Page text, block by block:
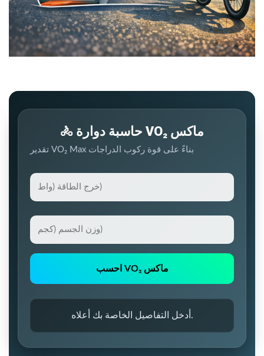
🚴 حاسبة دوارة VO₂ ماكس
تقدير VO₂ Max بناءً على قوة ركوب الدراجات
خ
ج
ا
ق
و
ن
ا
ل
ك
احسب VO₂ ماكس
أدخل التفاصيل الخاصة بك أعلاه.